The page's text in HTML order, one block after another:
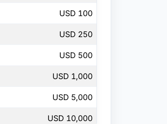
100 USD
250 USD
500 USD
1,000 USD
5,000 USD
10,000 USD